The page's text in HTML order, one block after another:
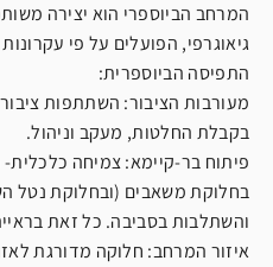
המרחב הביוספרי הוא יצירה
גיאוגרפי, הפועלים על פי
התפיסה הביוספרית:
מעורבות הציבור: השתתפות ציבור
בקבלת החלטות, מעקב וניהול.
פיתוח בר-קיימא: צמיחה
בחלוקת משאבים (ובחלוקת נטל
והשתלבות בסביבה. כל זאת
איזור המרחב: חלוקה מדורגת